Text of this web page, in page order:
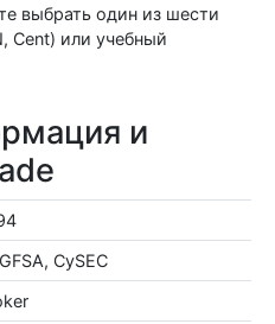
выбрать один из шести
Сent) или учебный
и
CySEC